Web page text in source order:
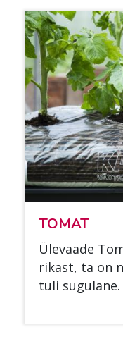
TO­MAT
Üle­vaa­de
ri­kast, ta on
tu­li